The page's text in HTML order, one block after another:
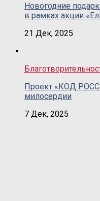
Новогодние
в рамках акции
21 Дек, 2025
Проект «КОД
милосердии
7 Дек, 2025